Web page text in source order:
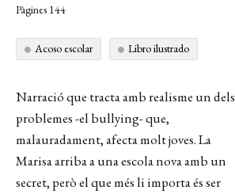
Pàgines 144
Acoso escolar Libro ilustrado
Narració que tracta amb realisme un dels
problemes -el bullying- que,
malauradament, afecta molt joves. La
Marisa arriba a una escola nova amb un
secret, però el que més li importa és ser